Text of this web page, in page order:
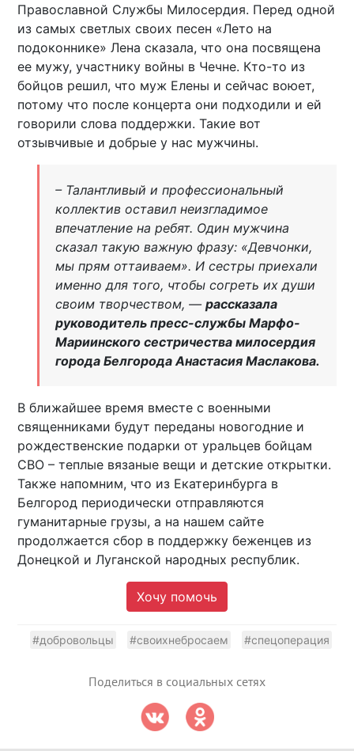
Православной Службы Милосердия. Перед одной
из самых светлых своих песен «Лето на
подоконнике» Лена сказала, что она посвящена
ее мужу, участнику войны в Чечне. Кто-то из
бойцов решил, что муж Елены и сейчас воюет,
потому что после концерта они подходили и ей
говорили слова поддержки. Такие вот
отзывчивые и добрые у нас мужчины.
– Талантливый и профессиональный
коллектив оставил неизгладимое
впечатление на ребят. Один мужчина
сказал такую важную фразу: «Девчонки,
мы прям оттаиваем». И сестры приехали
именно для того, чтобы согреть их души
своим творчеством, — рассказала
руководитель пресс-службы Марфо-
Мариинского сестричества милосердия
города Белгорода Анастасия Маслакова.
В ближайшее время вместе с военными
священниками будут переданы новогодние и
рождественские подарки от уральцев бойцам
СВО – теплые вязаные вещи и детские открытки.
Также напомним, что из Екатеринбурга в
Белгород периодически отправляются
гуманитарные грузы, а на нашем сайте
продолжается сбор в поддержку беженцев из
Донецкой и Луганской народных республик.
Хочу помочь
#добровольцы #своихнебросаем #спецоперация
Поделиться в социальных сетях